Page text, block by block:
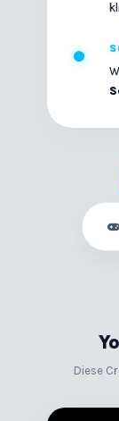
Diese